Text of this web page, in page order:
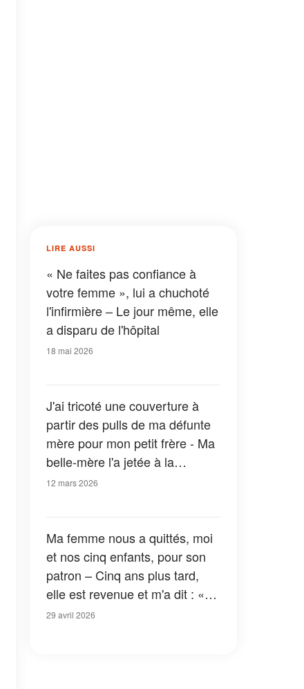
LIRE AUSSI
« Ne faites pas confiance à
votre femme », lui a chuchoté
l'infirmière – Le jour même, elle
a disparu de l'hôpital
18 mai 2026
J'ai tricoté une couverture à
partir des pulls de ma défunte
mère pour mon petit frère - Ma
belle-mère l'a jetée à la
poubelle, mais ma grand-mère
12 mars 2026
Ma femme nous a quittés, moi
et nos cinq enfants, pour son
patron – Cinq ans plus tard,
elle est revenue et m'a dit : «
Tu dois écouter ce que je vais
29 avril 2026